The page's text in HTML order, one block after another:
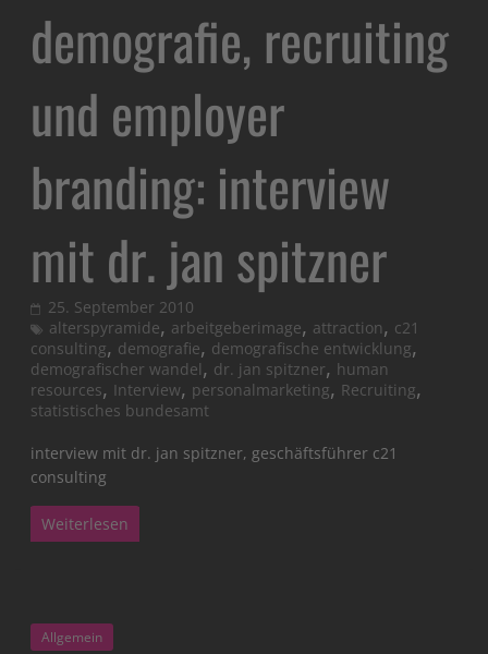
demografie, recruiting
und employer
branding: interview
mit dr. jan spitzner
25. September 2010
alterspyramide, arbeitgeberimage, attraction, c21
consulting, demografie, demografische entwicklung,
demografischer wandel, dr. jan spitzner, human
resources, Interview, personalmarketing, Recruiting,
statistisches bundesamt
interview mit dr. jan spitzner, geschäftsführer c21
consulting
Weiterlesen
Allgemein